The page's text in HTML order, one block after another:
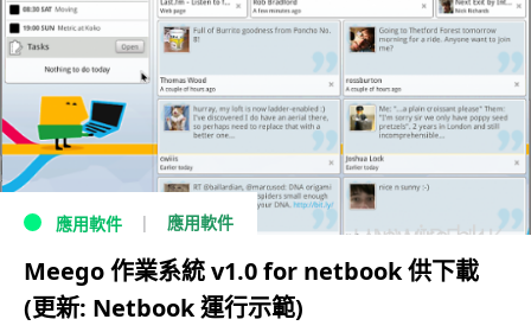
應用軟件 應用軟件
Meego 作業系統 v1.0 for netbook 供下載
(更新: Netbook 運行示範)